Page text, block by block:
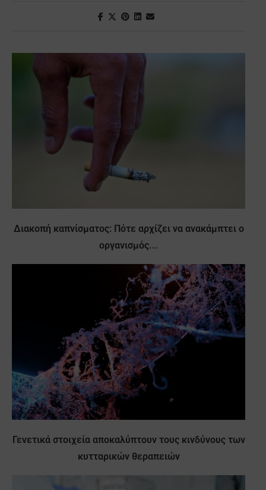
Διακοπή καπνίσματος: Πότε αρχίζει να ανακάμπτει ο
οργανισμός...
Γενετικά στοιχεία αποκαλύπτουν τους κινδύνους των
κυτταρικών θεραπειών